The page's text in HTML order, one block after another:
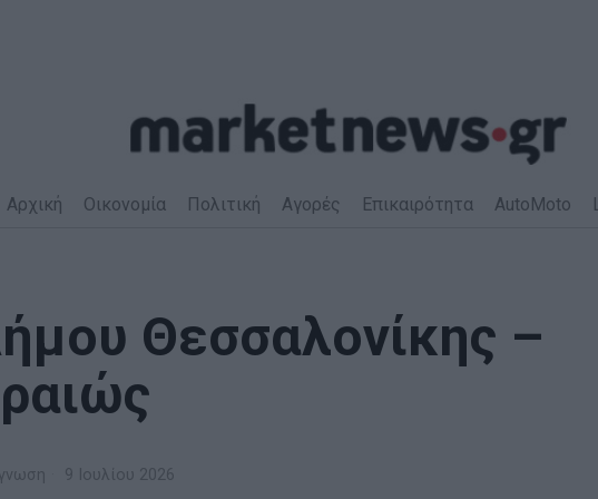
Αρχική Οικονομία Πολιτική Αγορές Επικαιρότητα AutoMoto
Θεσσαλονίκης –
9 Ιουλίου 2026